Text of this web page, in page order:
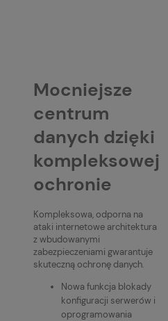
Mocniejsze
centrum
danych dzięki
kompleksowej
ochronie
Kompleksowa, odporna na
ataki internetowe architektura
z wbudowanymi
zabezpieczeniami gwarantuje
skuteczną ochronę danych.
Nowa funkcja blokady
konfiguracji serwerów i
oprogramowania